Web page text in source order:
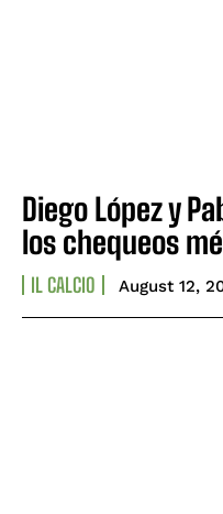
Diego López y
los chequeos
IL CALCIO August 12,